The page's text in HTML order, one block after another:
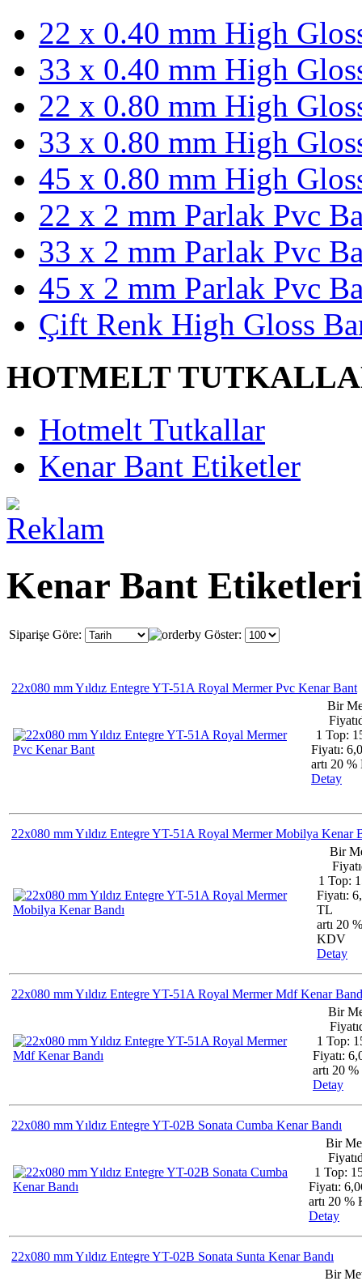
22 x 0.40 mm High
33 x 0.40 mm High
22 x 0.80 mm High
33 x 0.80 mm High
45 x 0.80 mm High
22 x 2 mm Parlak Pvc
33 x 2 mm Parlak Pvc
45 x 2 mm Parlak Pvc
Çift Renk High Gloss
HOTMELT
Hotmelt Tutkallar
Kenar Bant Etiketler
Kenar Bant Etiketleri
Siparişe Göre: Göster:
22x080 mm Yıldız Entegre YT-51A Royal Mermer Pvc Kenar Bant
Bir
1 Top:
Fiyatı:
artı 20
Detay
22x080 mm Yıldız Entegre YT-51A Royal Mermer Mobilya Kenar
Bir
1 Top:
Fiyatı:
TL
artı 20 %
KDV
Detay
22x080 mm Yıldız Entegre YT-51A Royal Mermer Mdf Kenar
Bir
1 Top:
Fiyatı:
artı 20
Detay
22x080 mm Yıldız Entegre YT-02B Sonata Cumba Kenar Bandı
Bir
1 Top:
Fiyatı:
artı 20
Detay
22x080 mm Yıldız Entegre YT-02B Sonata Sunta Kenar Bandı
Bir